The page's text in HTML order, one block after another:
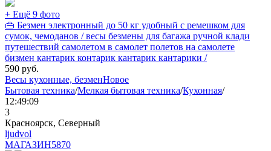
+ Ещё 9 фото
👜 Безмен электронный до 50 кг удобный с ремешком для
сумок, чемоданов / весы безмены для багажа ручной клади
путешествий самолетом в самолет полетов на самолете
бизмен кантарик контарик кантарик кантарики /
590 руб.
Весы кухонные, безменНовое
Бытовая техника/Мелкая бытовая техника/Кухонная/
12:49:09
3
Красноярск, Северный
ljudvol
МАГАЗИН5870